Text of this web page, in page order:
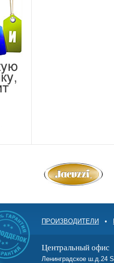
ПРОИЗВОДИТЕЛИ •
Центральный офис
Ленинградское ш.д.24